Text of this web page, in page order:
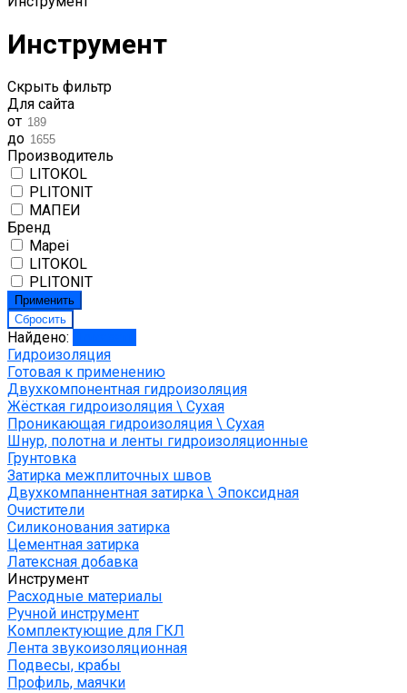
Инструмент
Скрыть фильтр
Для сайта
от
до
Производитель
LITOKOL
PLITONIT
МАПЕИ
Бренд
Mapei
LITOKOL
PLITONIT
Найдено:
Гидроизоляция
Готовая к применению
Двухкомпонентная гидроизоляция
Жёсткая гидроизоляция \ Сухая
Проникающая гидроизоляция \ Сухая
Шнур, полотна и ленты гидроизоляционные
Грунтовка
Затирка межплиточных швов
Двухкомпаннентная затирка \ Эпоксидная
Очистители
Силиконования затирка
Цементная затирка
Латексная добавка
Инструмент
Расходные материалы
Ручной инструмент
Комплектующие для ГКЛ
Лента звукоизоляционная
Подвесы, крабы
Профиль, маячки